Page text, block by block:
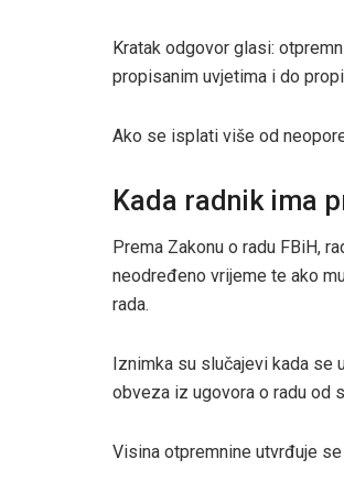
Kratak odgovor glasi:
propisanim uvjetima i do
Ako se isplati više od
Kada radnik ima
Prema Zakonu o radu FBiH,
neodređeno vrijeme te ako
rada.
Iznimka su slučajevi kada
obveza iz ugovora o radu od
Visina otpremnine utvrđuje